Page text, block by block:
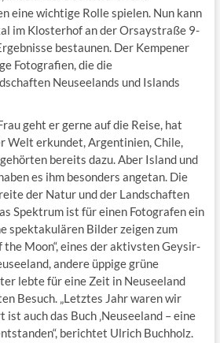
eine wichtige Rolle spielen. Nun kann
im Klosterhof an der Orsaystraße 9-
bestaunen. Der Kempener
Fotografien, die die
Neuseelands und Islands
geht er gerne auf die Reise, hat
Welt erkundet, Argentinien, Chile,
bereits dazu. Aber Island und
es ihm besonders angetan. Die
der Natur und der Landschaften
Spektrum ist für einen Fotografen ein
spektakulären Bilder zeigen zum
the Moon“, eines der aktivsten Geysir-
andere üppige grüne
lebte für eine Zeit in Neuseeland
Besuch. „Letztes Jahr waren wir
ist auch das Buch ‚Neuseeland – eine
berichtet Ulrich Buchholz.